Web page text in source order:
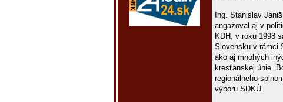
Ing. Stanislav
angažoval aj v
KDH, v roku 1998
Slovensku v rámci
ako aj mnohých
kresťanskej únie.
regionálneho
výboru SDKÚ.